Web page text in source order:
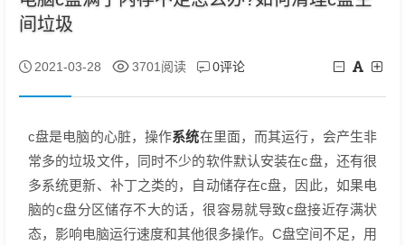
间垃圾
2021-03-28 3701阅读 0评论
c盘是电脑的心脏，操作系统在里面，而其运行，会产生非
常多的垃圾文件，同时不少的软件默认安装在c盘，还有很
多系统更新、补丁之类的，自动储存在c盘，因此，如果电
脑的c盘分区储存不大的话，很容易就导致c盘接近存满状
态，影响电脑运行速度和其他很多操作。C盘空间不足，用